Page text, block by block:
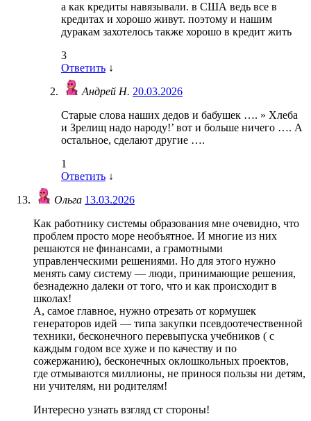
а как кредиты навязывали. в США ведь все в
кредитах и хорошо живут. поэтому и нашим
дуракам захотелось также хорошо в кредит жить
3
Ответить ↓
Андрей Н. 20.03.2026
Старые слова наших дедов и бабушек …. » Хлеба
и Зрелищ надо народу!’ вот и больше ничего …. А
остальное, сделают другие ….
1
Ответить ↓
Ольга 13.03.2026
Как работнику системы образования мне очевидно, что
проблем просто море необъятное. И многие из них
решаются не финансами, а грамотными
управленческими решениями. Но для этого нужно
менять саму систему — люди, принимающие решения,
безнадежно далеки от того, что и как происходит в
школах!
А, самое главное, нужно отрезать от кормушек
генераторов идей — типа закупки псевдоотечественной
техники, бесконечного перевыпуска учебников ( с
каждым годом все хуже и по качеству и по
сожержанию), бесконечных оклошкольных проектов,
где отмываются миллионы, не принося пользы ни детям,
ни учителям, ни родителям!
Интересно узнать взгляд ст стороны!